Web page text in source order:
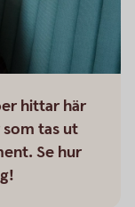
hittar här
tas ut
Se hur